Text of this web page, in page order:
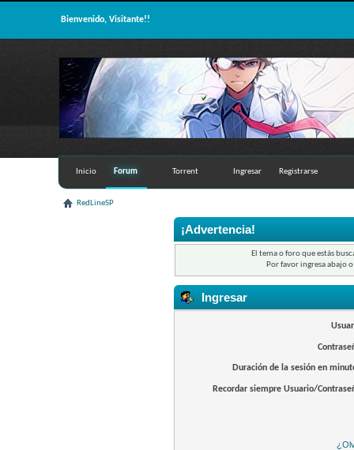
Bienvenido, Visitante!!
Inicio Forum Torrent Ingresar Registrarse
RedLineSP
¡Advertencia!
El tema o foro que estás
Por favor ingresa abajo
Ingresar
Duración de la sesión en
Recordar siempre Usuario/